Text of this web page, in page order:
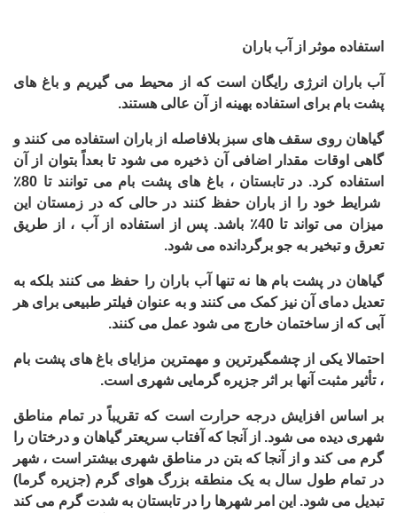
استفاده موثر از آب باران
آب باران انرژی رایگان است که از محیط می گیریم و باغ های
پشت بام برای استفاده بهینه از آن عالی هستند.
گیاهان روی سقف های سبز بلافاصله از باران استفاده می کنند و
گاهی اوقات مقدار اضافی آن ذخیره می شود تا بعداً بتوان از آن
استفاده کرد. در تابستان ، باغ های پشت بام می توانند تا 80٪
شرایط خود را از باران حفظ کنند در حالی که در زمستان این
میزان می تواند تا 40٪ باشد. پس از استفاده از آب ، از طریق
تعرق و تبخیر به جو برگردانده می شود.
گیاهان در پشت بام ها نه تنها آب باران را حفظ می کنند بلکه به
تعدیل دمای آن نیز کمک می کنند و به عنوان فیلتر طبیعی برای هر
آبی که از ساختمان خارج می شود عمل می کنند.
احتمالا یکی از چشمگیرترین و مهمترین مزایای باغ های پشت بام
، تأثیر مثبت آنها بر اثر جزیره گرمایی شهری است.
بر اساس افزایش درجه حرارت است که تقریباً در تمام مناطق
شهری دیده می شود. از آنجا که آفتاب سریعتر گیاهان و درختان را
گرم می کند و از آنجا که بتن در مناطق شهری بیشتر است ، شهر
در تمام طول سال به یک منطقه بزرگ هوای گرم (جزیره گرما)
تبدیل می شود. این امر شهرها را در تابستان به شدت گرم می کند